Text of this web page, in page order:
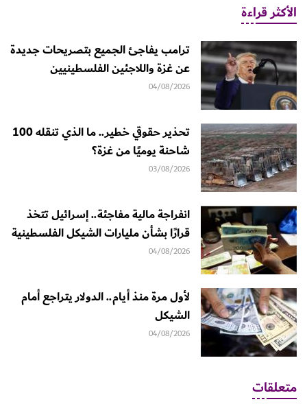
الأكثر قراءة
ترامب يفاجئ الجميع بتصريحات جديدة
عن غزة واللاجئين الفلسطينيين
04/08/2026
تحذير حقوقي خطير.. ما الذي تنقله 100
شاحنة يوميًا من غزة؟
03/08/2026
انفراجة مالية مفاجئة.. إسرائيل تتخذ
قرارًا بشأن مليارات الشيكل الفلسطينية
04/08/2026
لأول مرة منذ أيام.. الدولار يتراجع أمام
الشيكل
04/08/2026
متعلقات